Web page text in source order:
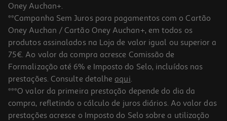
Oney Auchan+.
**Campanha Sem Juros para pagamentos com o Cartão
Oney Auchan / Cartão Oney Auchan+, em todos os
produtos assinalados na Loja de valor igual ou superior a
75€. Ao valor da compra acresce Comissão de
Formalização até 6% e Imposto do Selo, incluídos nas
prestações. Consulte detalhe aqui.
***O valor da primeira prestação depende do dia da
compra, refletindo o cálculo de juros diários. Ao valor das
prestações acresce o Imposto do Selo sobre a utilização